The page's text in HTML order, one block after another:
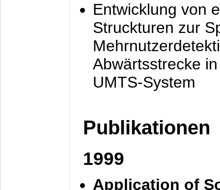
Entwicklung von
Struckturen zur
Abwärtsstrecke
UMTS-System
Publikationen
1999
Application of